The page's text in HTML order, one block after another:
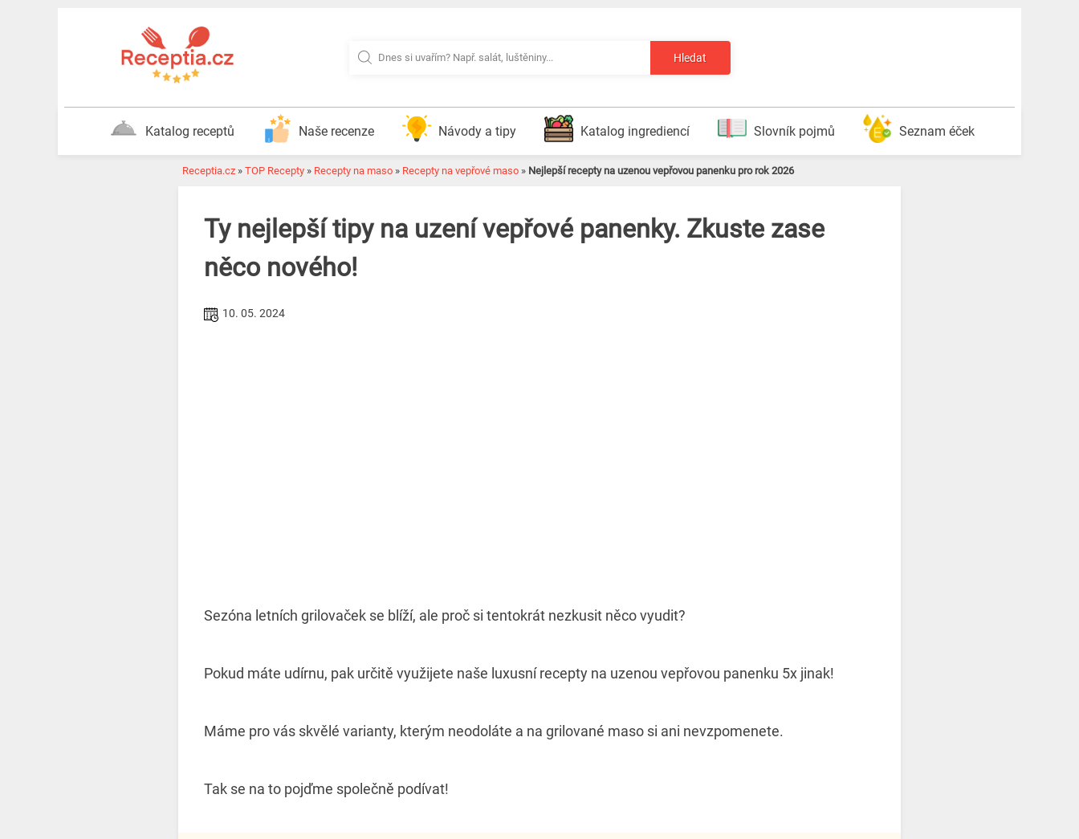
Hledat
Katalog receptů Naše recenze Návody a tipy Katalog ingrediencí Slovník pojmů Seznam éček
Receptia.cz » TOP Recepty » Recepty na maso » Recepty na vepřové maso » Nejlepší recepty na uzenou vepřovou panenku pro rok 2026
Ty nejlepší tipy na uzení vepřové panenky. Zkuste zase
něco nového!
10. 05. 2024
Sezóna letních grilovaček se blíží, ale proč si tentokrát nezkusit něco vyudit?
Pokud máte udírnu, pak určitě využijete naše luxusní recepty na uzenou vepřovou panenku 5x jinak!
Máme pro vás skvělé varianty, kterým neodoláte a na grilované maso si ani nevzpomenete.
Tak se na to pojďme společně podívat!